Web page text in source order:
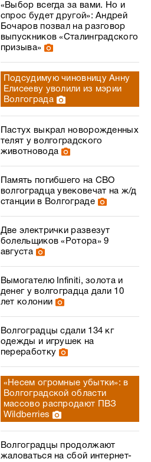
«Выбор всегда за вами. Но и
спрос будет другой»: Андрей
Бочаров позвал на разговор
выпускников «Сталинградского
призыва»
Подсудимую чиновницу Анну
Елисееву уволили из мэрии
Волгограда
Пастух выкрал новорожденных
телят у волгоградского
животновода
Память погибшего на СВО
волгоградца увековечат на ж/д
станции в Волгограде
Две электрички развезут
болельщиков «Ротора» 9
августа
Вымогателю Infiniti, золота и
денег у волгоградца дали 10
лет колонии
Волгоградцы сдали 134 кг
одежды и игрушек на
переработку
«Несем огромные убытки»: в
Волгоградской области
массово распродают ПВЗ
Wildberries
Волгоградцы продолжают
жаловаться на сбой интернет-